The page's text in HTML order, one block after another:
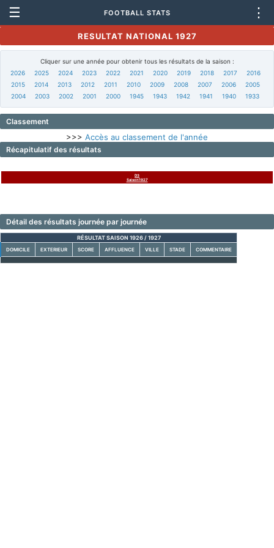
☰ FOOTBALL STATS ⋮
RESULTAT NATIONAL 1927
Cliquer sur une année pour obtenir tous les résultats de la saison :
2026
2025 2024 2023 2022 2021 2020 2019 2018 2017
2016
2015
2014 2013 2012 2011 2010 2009 2008 2007 2006
2005
2004
2003 2002 2001 2000 1945 1943 1942 1941 1940 1933
Classement
>>> Accès au classement de l'année
Récapitulatif des résultats
D3
Saison1927
Détail des résultats journée par journée
RÉSULTAT SAISON 1926 / 1927
DOMICILE EXTERIEUR SCORE AFFLUENCE VILLE STADE COMMENTAIRE